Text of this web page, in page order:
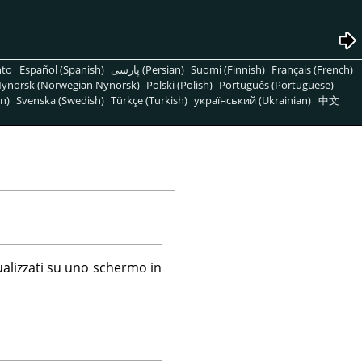
Español (Spanish) پارسی (Persian) Suomi (Finnish) Français (French)
(Norwegian Nynorsk) Polski (Polish) Português (Portuguese)
Svenska (Swedish) Türkçe (Turkish) український (Ukrainian) 中文
su uno schermo in